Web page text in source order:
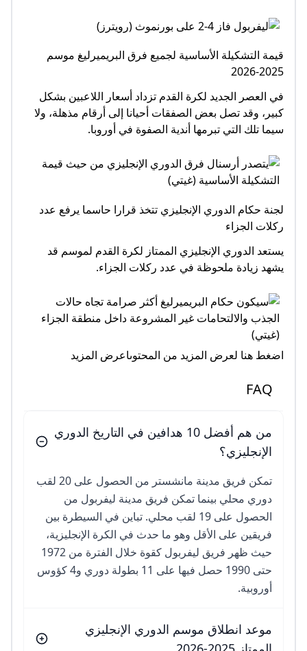
قيمة التشكيلة الأساسية لجميع فرق البريميرليغ موسم
2025-2026
في العصر الجديد لكرة القدم تزداد أسعار اللاعبين بشكل
كبير، وقد تصل بعض الصفقات أحيانا إلى أرقام مذهلة، ولا
سيما تلك التي تبرمها أندية الصفوة في أوروبا.
لجنة حكام الدوري الإنجليزي تتخذ قرارا حاسما يرفع عدد
ركلات الجزاء
يستعد الدوري الإنجليزي الممتاز لكرة القدم لموسم قد
يشهد زيادة ملحوظة في عدد ركلات الجزاء.
اضغط هنا لعرض المزيد من المحتوىاعرض المزيد
FAQ
من هم أفضل 10 هدافين في التاريخ الدوري
الإنجليزي؟
تمكن فريق مدينة مانشستر من الحصول على 20 لقب
دوري محلي بينما تمكن فريق مدينة ليفربول من
الحصول على 19 لقب محلي. تباين في السيطرة بين
فريقين على الأقل وهو ما حدث في الكرة الإنجليزية،
حيث ظهر فريق ليفربول كقوة خلال الفترة من 1972
حتى 1990 حصل فيها على 11 بطولة دوري و4 كؤوس
أوروبية.
موعد انطلاق موسم الدوري الإنجليزي